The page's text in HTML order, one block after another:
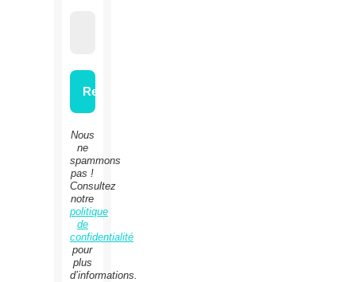
Nous
ne
spammons
pas !
Consultez
notre
politique
de
confidentialité
pour
plus
d’informations.